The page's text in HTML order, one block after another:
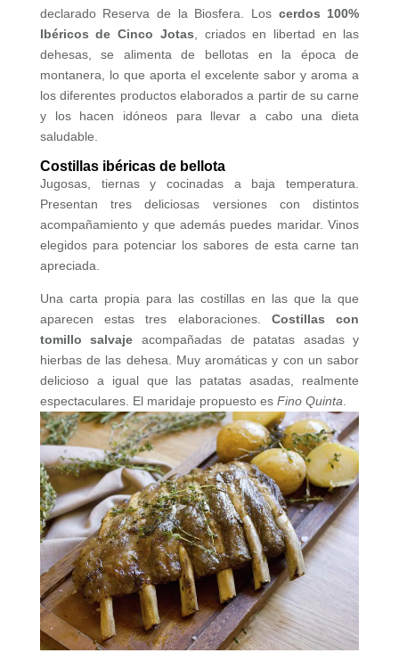
declarado Reserva de la Biosfera. Los cerdos 100%
Ibéricos de Cinco Jotas , criados en libertad en las
dehesas, se alimenta de bellotas en la época de
montanera, lo que aporta el excelente sabor y aroma a
los diferentes productos elaborados a partir de su carne
y los hacen idóneos para llevar a cabo una dieta
saludable.
Costillas ibéricas de bellota
Jugosas, tiernas y cocinadas a baja temperatura.
Presentan tres deliciosas versiones con distintos
acompañamiento y que además puedes maridar. Vinos
elegidos para potenciar los sabores de esta carne tan
apreciada.
Una carta propia para las costillas en las que la que
aparecen estas tres elaboraciones. Costillas con
tomillo salvaje acompañadas de patatas asadas y
hierbas de las dehesa. Muy aromáticas y con un sabor
delicioso a igual que las patatas asadas, realmente
espectaculares. El maridaje propuesto es Fino Quinta